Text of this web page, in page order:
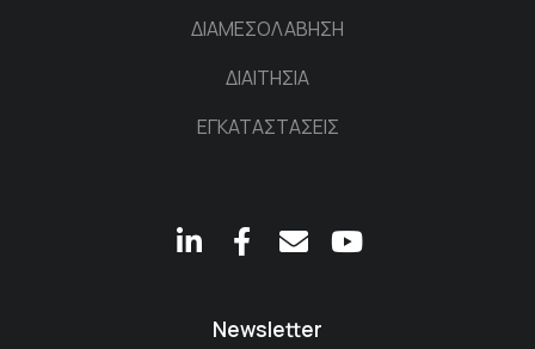
ΔΙΑΜΕΣΟΛΑΒΗΣΗ
ΔΙΑΙΤΗΣΙΑ
ΕΓΚΑΤΑΣΤΑΣΕΙΣ
Newsletter